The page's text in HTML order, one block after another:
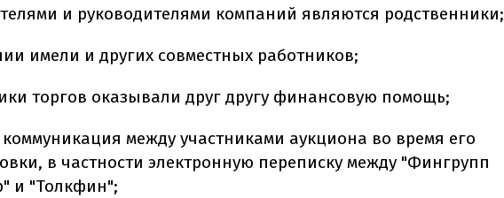
и руководителями компаний являются родственники;
имели и других совместных работников;
торгов оказывали друг другу финансовую помощь;
коммуникация между участниками аукциона во время его
в частности электронную переписку между "Фингрупп
и "Толкфин";